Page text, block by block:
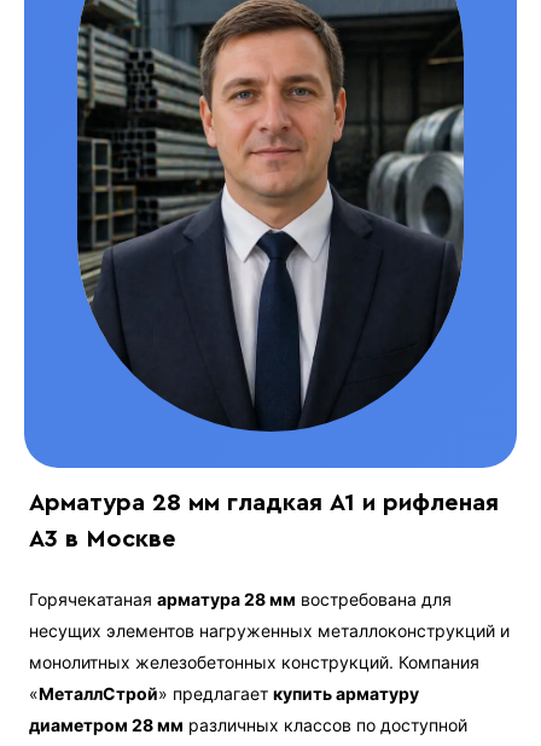
Арматура 28 мм гладкая А1 и рифленая
А3 в Москве
Горячекатанаяарматура 28 мм востребована для
несущих элементов нагруженных металлоконструкций и
монолитных железобетонных конструкций. Компания
«МеталлСтрой» предлагаеткупить арматуру
диаметром 28 мм различных классов по доступной